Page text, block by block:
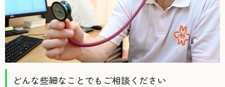
どんな些細なことでもご相談ください